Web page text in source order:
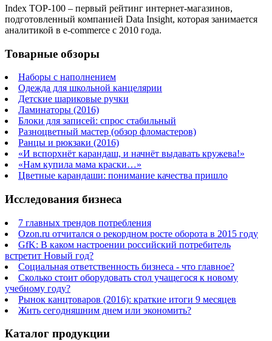
Index TOP-100 – первый рейтинг интернет-магазинов,
подготовленный компанией Data Insight, которая занимается
аналитикой в e-commerce с 2010 года.
Товарные обзоры
Наборы с наполнением
Одежда для школьной канцелярии
Детские шариковые ручки
Ламинаторы (2016)
Блоки для записей: спрос стабильный
Разноцветный мастер (обзор фломастеров)
Ранцы и рюкзаки (2016)
«И вспорхнёт карандаш, и начнёт выдавать кружева!»
«Нам купила мама краски…»
Цветные карандаши: понимание качества пришло
Исследования бизнеса
7 главных трендов потребления
Ozon.ru отчитался о рекордном росте оборота в 2015 году
GfK: В каком настроении российский потребитель
встретит Новый год?
Социальная ответственность бизнеса - что главное?
Сколько стоит оборудовать стол учащегося к новому
учебному году?
Рынок канцтоваров (2016): краткие итоги 9 месяцев
Жить сегодняшним днем или экономить?
Каталог продукции